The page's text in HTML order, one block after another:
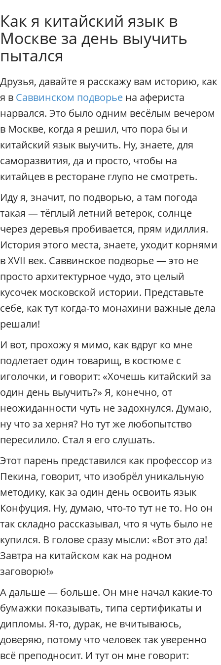
с
к
у
и
п
о
М
о
с
к
в
е
.
и
д
о
М
о
с
к
в
е
/
д
и
у
с
Индивидуальные
Как я китайский язык в
Москве за день выучить
пытался
Друзья, давайте я расскажу вам историю, как
я в Саввинском подворье на афериста
нарвался. Это было одним весёлым вечером
в Москве, когда я решил, что пора бы и
китайский язык выучить. Ну, знаете, для
саморазвития, да и просто, чтобы на
китайцев в ресторане глупо не смотреть.
Иду я, значит, по подворью, а там погода
такая — тёплый летний ветерок, солнце
через деревья пробивается, прям идиллия.
История этого места, знаете, уходит корнями
в XVII век. Саввинское подворье — это не
просто архитектурное чудо, это целый
кусочек московской истории. Представьте
себе, как тут когда-то монахини важные дела
решали!
И вот, прохожу я мимо, как вдруг ко мне
подлетает один товарищ, в костюме с
иголочки, и говорит: «Хочешь китайский за
один день выучить?» Я, конечно, от
неожиданности чуть не задохнулся. Думаю,
ну что за херня? Но тут же любопытство
пересилило. Стал я его слушать.
Этот парень представился как профессор из
Пекина, говорит, что изобрёл уникальную
методику, как за один день освоить язык
Конфуция. Ну, думаю, что-то тут не то. Но он
так складно рассказывал, что я чуть было не
купился. В голове сразу мысли: «Вот это да!
Завтра на китайском как на родном
заговорю!»
А дальше — больше. Он мне начал какие-то
бумажки показывать, типа сертификаты и
дипломы. Я-то, дурак, не вчитываюсь,
доверяю, потому что человек так уверенно
всё преподносит. И тут он мне говорит: